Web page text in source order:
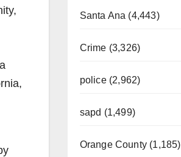
Santa Ana (4,443)
Crime (3,326)
police (2,962)
sapd (1,499)
Orange County (1,185)